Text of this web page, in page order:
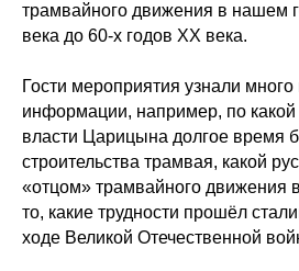
трамвайного движения в нашем
века до 60-х годов ХХ века.
Гости мероприятия узнали много
информации, например, по какой
власти Царицына долгое время
строительства трамвая, какой
«отцом» трамвайного движения
то, какие трудности прошёл
ходе Великой Отечественной